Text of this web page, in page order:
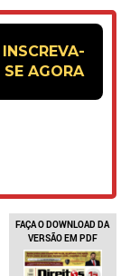
FAÇA O DOWNLOAD DA
VERSÃO EM PDF